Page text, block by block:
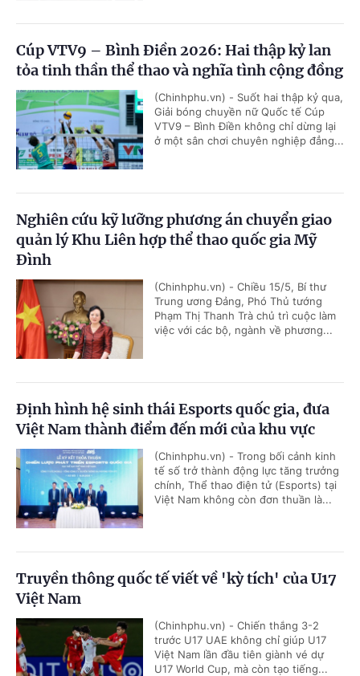
Cúp VTV9 – Bình Điền 2026: Hai thập kỷ lan
tỏa tinh thần thể thao và nghĩa tình cộng đồng
(Chinhphu.vn) - Suốt hai thập kỷ qua,
Giải bóng chuyền nữ Quốc tế Cúp
VTV9 – Bình Điền không chỉ dừng lại
ở một sân chơi chuyên nghiệp đẳng...
Nghiên cứu kỹ lưỡng phương án chuyển giao
quản lý Khu Liên hợp thể thao quốc gia Mỹ
Đình
(Chinhphu.vn) - Chiều 15/5, Bí thư
Trung ương Đảng, Phó Thủ tướng
Phạm Thị Thanh Trà chủ trì cuộc làm
việc với các bộ, ngành về phương...
Định hình hệ sinh thái Esports quốc gia, đưa
Việt Nam thành điểm đến mới của khu vực
(Chinhphu.vn) - Trong bối cảnh kinh
tế số trở thành động lực tăng trưởng
chính, Thể thao điện tử (Esports) tại
Việt Nam không còn đơn thuần là...
Truyền thông quốc tế viết về 'kỳ tích' của U17
Việt Nam
(Chinhphu.vn) - Chiến thắng 3-2
trước U17 UAE không chỉ giúp U17
Việt Nam lần đầu tiên giành vé dự
U17 World Cup, mà còn tạo tiếng...